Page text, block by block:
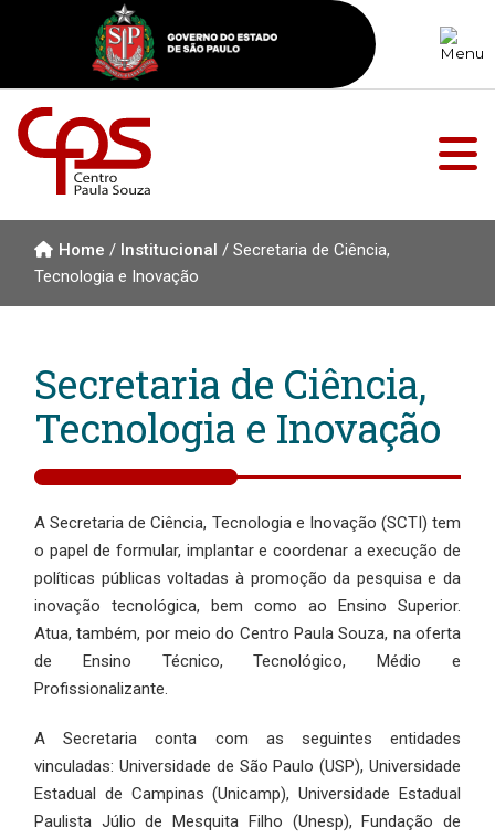
Home / Institucional / Secretaria de Ciência,
Tecnologia e Inovação
Secretaria de Ciência,
Tecnologia e Inovação
A Secretaria de Ciência, Tecnologia e Inovação (SCTI) tem
o papel de formular, implantar e coordenar a execução de
políticas públicas voltadas à promoção da pesquisa e da
inovação tecnológica, bem como ao Ensino Superior.
Atua, também, por meio do Centro Paula Souza, na oferta
de Ensino Técnico, Tecnológico, Médio e
Profissionalizante.
A Secretaria conta com as seguintes entidades
vinculadas: Universidade de São Paulo (USP), Universidade
Estadual de Campinas (Unicamp), Universidade Estadual
Paulista Júlio de Mesquita Filho (Unesp), Fundação de